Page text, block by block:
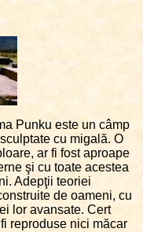
Punku este un câmp
cu migală. O
ar fi fost aproape
şi cu toate acestea
Adepţii teoriei
de oameni, cu
lor avansate. Cert
reproduse nici măcar